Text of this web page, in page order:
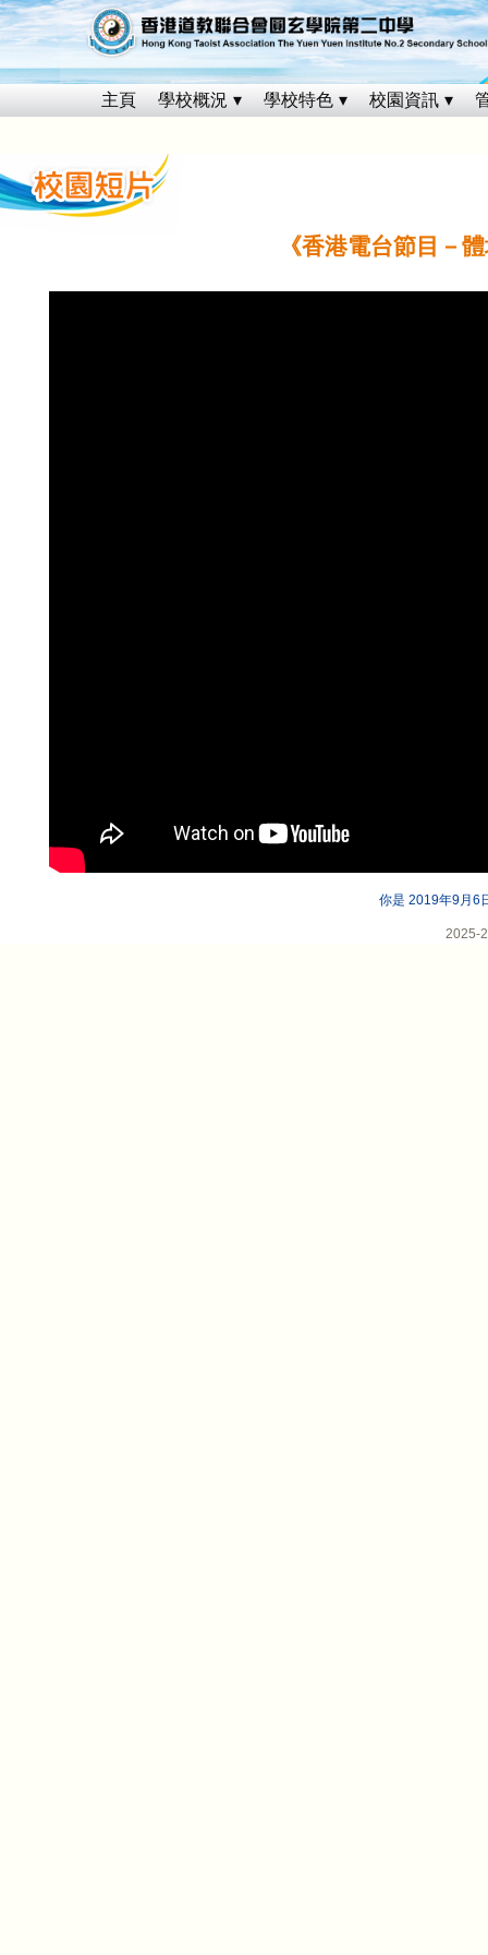
主頁 學校概況 學校特色 校園資訊
《香港電台節目－
你是 2019年9月6
2025-